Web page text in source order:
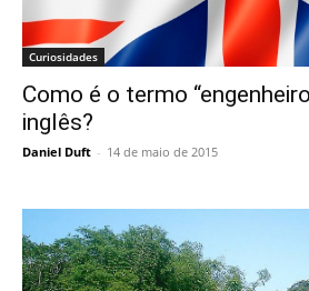
Curiosidades
Como é o termo
inglês?
Daniel Duft - 14 de maio de 2015